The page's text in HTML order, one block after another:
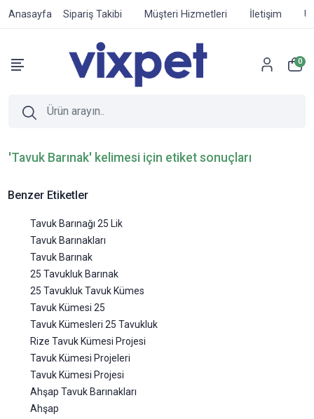
Anasayfa Sipariş Takibi Müşteri Hizmetleri İletişim
0
'Tavuk Barınak' kelimesi için etiket sonuçları
Benzer Etiketler
Tavuk Barınağı 25 Lik
Tavuk Barınakları
Tavuk Barınak
25 Tavukluk Barınak
25 Tavukluk Tavuk Kümes
Tavuk Kümesi 25
Tavuk Kümesleri 25 Tavukluk
Rize Tavuk Kümesi Projesi
Tavuk Kümesi Projeleri
Tavuk Kümesi Projesi
Ahşap Tavuk Barınakları
Ahşap